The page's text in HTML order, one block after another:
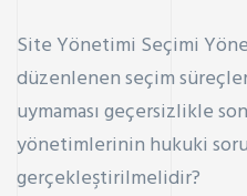
Site Yönetimi Seçimi
düzenlenen seçim
uymaması geçersizlikle
yönetimlerinin hukuki
gerçekleştirilmelidir?